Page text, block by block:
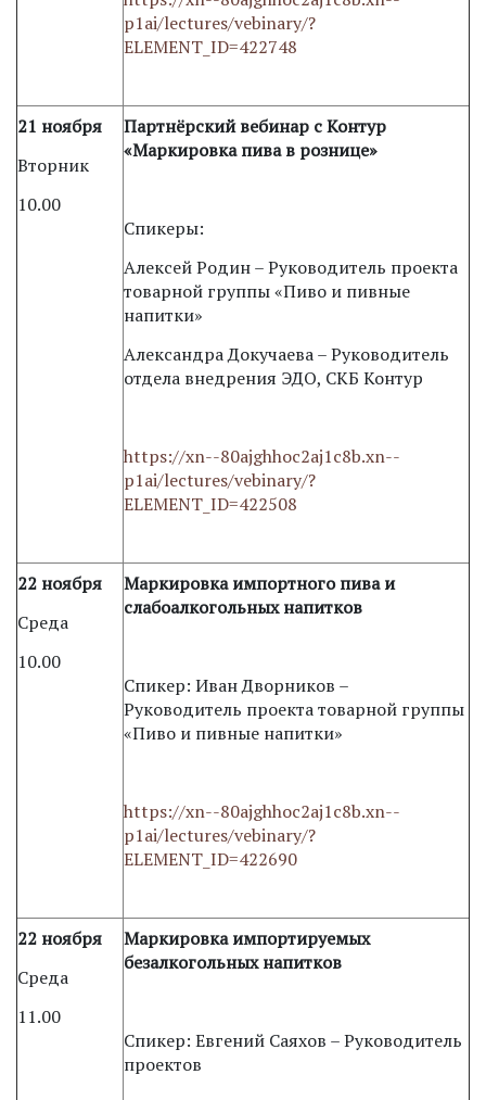
p1ai/lectures/vebinary/?
ELEMENT_ID=422748
21 ноября
Вторник
10.00
Партнёрский вебинар с Контур
«Маркировка пива в рознице»
Спикеры:
Алексей Родин – Руководитель проекта
товарной группы «Пиво и пивные
напитки»
Александра Докучаева – Руководитель
отдела внедрения ЭДО, СКБ Контур
https://xn--80ajghhoc2aj1c8b.xn--
p1ai/lectures/vebinary/?
ELEMENT_ID=422508
22 ноября
Среда
10.00
Маркировка импортного пива и
слабоалкогольных напитков
Спикер: Иван Дворников –
Руководитель проекта товарной группы
«Пиво и пивные напитки»
https://xn--80ajghhoc2aj1c8b.xn--
p1ai/lectures/vebinary/?
ELEMENT_ID=422690
22 ноября
Среда
11.00
Маркировка импортируемых
безалкогольных напитков
Спикер: Евгений Саяхов – Руководитель
проектов